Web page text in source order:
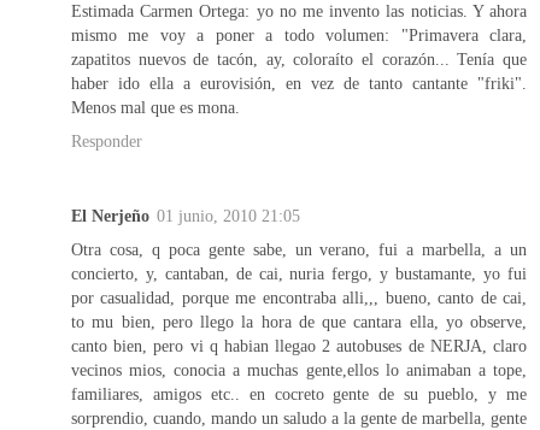
Estimada Carmen Ortega: yo no me invento las noticias. Y ahora
mismo me voy a poner a todo volumen: "Primavera clara,
zapatitos nuevos de tacón, ay, coloraíto el corazón... Tenía que
haber ido ella a eurovisión, en vez de tanto cantante "friki".
Menos mal que es mona.
Responder
El Nerjeño 01 junio, 2010 21:05
Otra cosa, q poca gente sabe, un verano, fui a marbella, a un
concierto, y, cantaban, de cai, nuria fergo, y bustamante, yo fui
por casualidad, porque me encontraba alli,,, bueno, canto de cai,
to mu bien, pero llego la hora de que cantara ella, yo observe,
canto bien, pero vi q habian llegao 2 autobuses de NERJA, claro
vecinos mios, conocia a muchas gente,ellos lo animaban a tope,
familiares, amigos etc.. en cocreto gente de su pueblo, y me
sorprendio, cuando, mando un saludo a la gente de marbella, gente